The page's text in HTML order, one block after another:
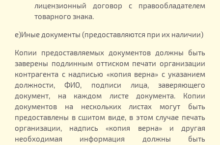
лицензионный договор с правообладателем
товарного знака.
е)Иные документы (предоставляются при их наличии)
Копии предоставляемых документов должны быть
заверены подлинным оттиском печати организации
контрагента с надписью «копия верна» с указанием
должности, ФИО, подписи лица, заверяющего
документ, на каждом листе документа. Копии
документов на нескольких листах могут быть
предоставлены в сшитом виде, в этом случае печать
организации, надпись «копия верна» и другая
необходимая информация должны быть